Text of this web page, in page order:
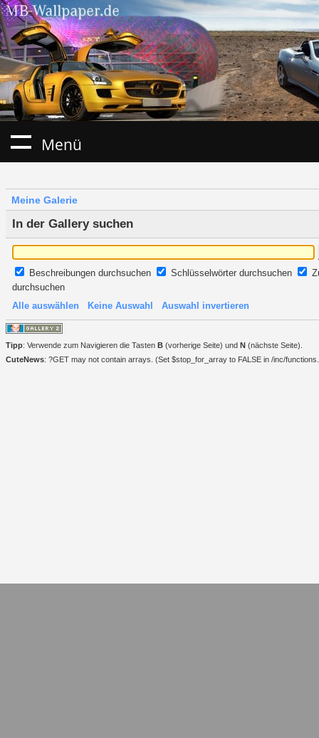
Menü
Meine Galerie
In der Gallery suchen
Beschreibungen durchsuchen Schlüsselwörter durchsuchen
durchsuchen
Alle auswählen
Keine Auswahl Auswahl invertieren
Tipp: Verwende zum Navigieren die Tasten B (vorherige Seite) und N (nächste Seite).
CuteNews: ?GET may not contain arrays. (Set $stop_for_array to FALSE in /inc/